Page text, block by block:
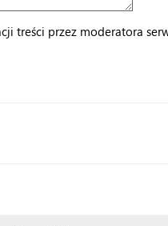
treści przez moderatora